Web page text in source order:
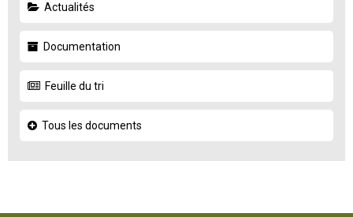
Actualités
Documentation
Feuille du tri
Tous les documents